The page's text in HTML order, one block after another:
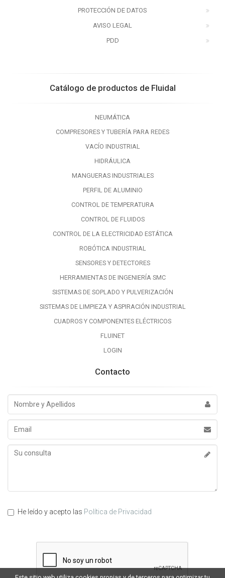
PROTECCIÓN DE DATOS
AVISO LEGAL
PDD
Catálogo de productos de Fluidal
NEUMÁTICA
COMPRESORES Y TUBERÍA PARA REDES
VACÍO INDUSTRIAL
HIDRÁULICA
MANGUERAS INDUSTRIALES
PERFIL DE ALUMINIO
CONTROL DE TEMPERATURA
CONTROL DE FLUIDOS
CONTROL DE LA ELECTRICIDAD ESTÁTICA
ROBÓTICA INDUSTRIAL
SENSORES Y DETECTORES
HERRAMIENTAS DE INGENIERÍA SMC
SISTEMAS DE SOPLADO Y PULVERIZACIÓN
SISTEMAS DE LIMPIEZA Y ASPIRACIÓN INDUSTRIAL
CUADROS Y COMPONENTES ELÉCTRICOS
FLUINET
LOGIN
Contacto
Apellidos
Su
He leído y acepto las Política de Privacidad